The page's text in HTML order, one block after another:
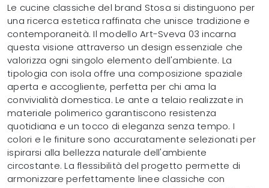
Le cucine classiche del brand Stosa si distinguono per
una ricerca estetica raffinata che unisce tradizione e
contemporaneità. Il modello Art-Sveva 03 incarna
questa visione attraverso un design essenziale che
valorizza ogni singolo elemento dell'ambiente. La
tipologia con isola offre una composizione spaziale
aperta e accogliente, perfetta per chi ama la
convivialità domestica. Le ante a telaio realizzate in
materiale polimerico garantiscono resistenza
quotidiana e un tocco di eleganza senza tempo. I
colori e le finiture sono accuratamente selezionati per
ispirarsi alla bellezza naturale dell'ambiente
circostante. La flessibilità del progetto permette di
armonizzare perfettamente linee classiche con